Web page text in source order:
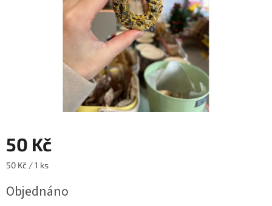
50 Kč
Měrná
50 Kč / 1 ks
Objednáno